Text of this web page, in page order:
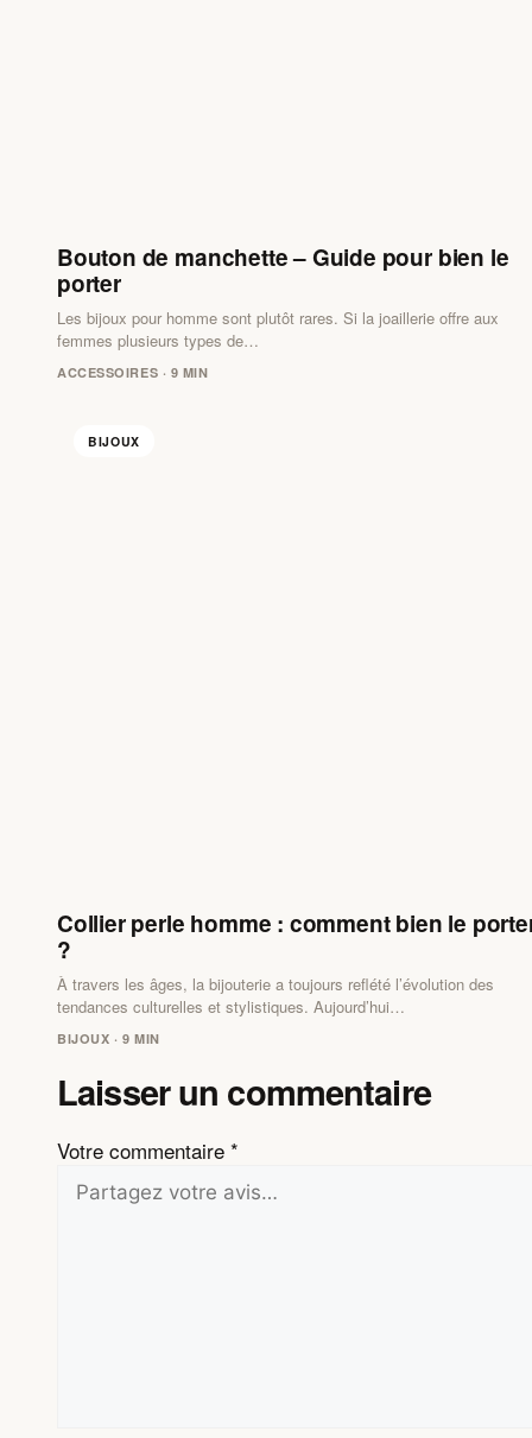
Bouton de manchette – Guide pour bien le
porter
Les bijoux pour homme sont plutôt rares. Si la joaillerie offre aux
femmes plusieurs types de…
ACCESSOIRES · 9 MIN
BIJOUX
Collier perle homme : comment bien le
?
À travers les âges, la bijouterie a toujours reflété l’évolution des
tendances culturelles et stylistiques. Aujourd’hui…
BIJOUX · 9 MIN
Laisser un commentaire
Votre commentaire *